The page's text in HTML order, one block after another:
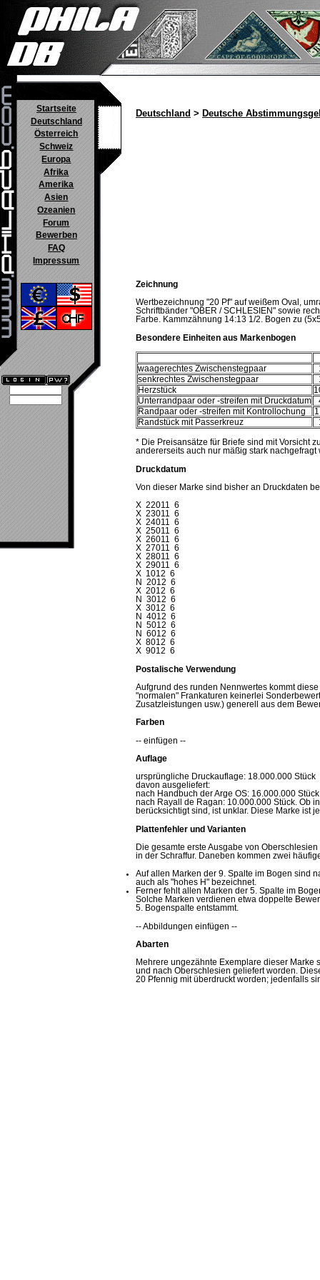
Startseite
Deutschland
Österreich
Schweiz
Europa
Afrika
Amerika
Asien
Ozeanien
Forum
Bewerben
FAQ
Impressum
Deutschland > Deutsche
Zeichnung
Wertbezeichnung "20 Pf" auf weißem Oval,
Schriftbänder "OBER / SCHLESIEN" sowie
Farbe. Kammzähnung 14:13 1/2. Bogen zu
Besondere Einheiten aus Markenbogen
waagerechtes Zwischenstegpaar
senkrechtes Zwischenstegpaar
Herzstück
Unterrandpaar oder -streifen mit Druckdatum
Randpaar oder -streifen mit Kontrollochung
Randstück mit Passerkreuz
* Die Preisansätze für Briefe sind mit Vorsicht
andererseits auch nur mäßig stark
Druckdatum
Von dieser Marke sind bisher an Druckdaten
X 22011 6
X 23011 6
X 24011 6
X 25011 6
X 26011 6
X 27011 6
X 28011 6
X 29011 6
X 1012 6
N 2012 6
X 2012 6
N 3012 6
X 3012 6
N 4012 6
N 5012 6
N 6012 6
X 8012 6
X 9012 6
Postalische Verwendung
Aufgrund des runden Nennwertes kommt
"normalen" Frankaturen keinerlei
Zusatzleistungen usw.) generell aus dem
Farben
-- einfügen --
Auflage
ursprüngliche Druckauflage: 18.000.000 Stück
davon ausgeliefert:
nach Handbuch der Arge OS: 16.000.000 Stück
nach Rayall de Ragan: 10.000.000 Stück. Ob
berücksichtigt sind, ist unklar. Diese Marke ist
Plattenfehler und Varianten
Die gesamte erste Ausgabe von
in der Schraffur. Daneben kommen zwei
Auf allen Marken der 9. Spalte im Bogen sind
auch als "hohes H" bezeichnet.
Ferner fehlt allen Marken der 5. Spalte im
Solche Marken verdienen etwa doppelte
5. Bogenspalte entstammt.
-- Abbildungen einfügen --
Abarten
Mehrere ungezähnte Exemplare dieser
und nach Oberschlesien geliefert worden.
20 Pfennig mit überdruckt worden; jedenfalls